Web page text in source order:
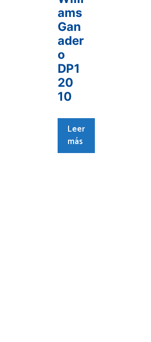
ams
Gan
ader
o
DP1
20
10
Leer
más